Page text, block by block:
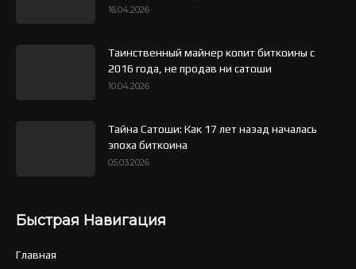
16.04.2026
Таинственный майнер копит биткоины с
2016 года, не продав ни сатоши
10.04.2026
Тайна Сатоши: Как 17 лет назад началась
эпоха биткоина
05.03.2026
Быстрая Навигация
Главная